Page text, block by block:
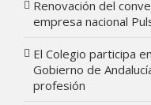
Renovación del
empresa nacional
El Colegio participa
Gobierno de
profesión